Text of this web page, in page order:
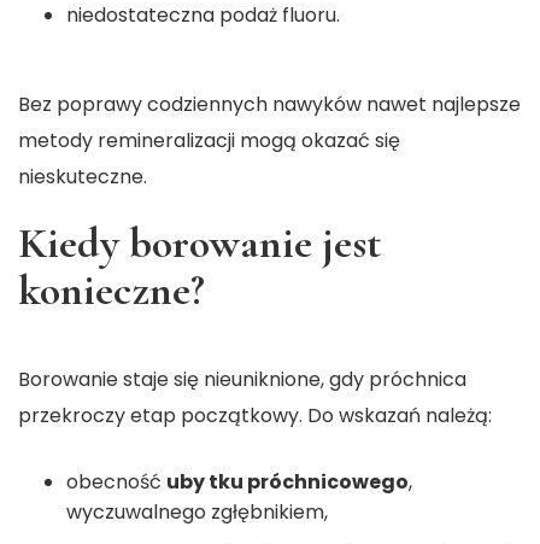
niedostateczna podaż fluoru.
Bez poprawy codziennych nawyków nawet najlepsze
metody remineralizacji mogą okazać się
nieskuteczne.
Kiedy borowanie jest
konieczne?
Borowanie staje się nieuniknione, gdy próchnica
przekroczy etap początkowy. Do wskazań należą:
obecność uby tku próchnicowego,
wyczuwalnego zgłębnikiem,